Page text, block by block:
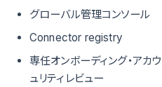
グローバル管理コンソール
Connector registry
専任オンボーディング・アカ
ュリティレビュー